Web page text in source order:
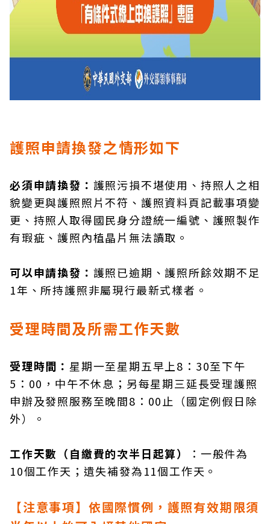
護照申請換發之情形如下
必須申請換發： 護照污損不堪使用、持照人之相
貌變更與護照照片不符、護照資料頁記載事項變
更、持照人取得國民身分證統一編號、護照製作
有瑕疵、護照內植晶片無法讀取。
可以申請換發： 護照已逾期、護照所餘效期不足
1年、所持護照非屬現行最新式樣者。
受理時間及所需工作天數
受理時間： 星期一至星期五早上8：30至下午
5：00，中午不休息；另每星期三延長受理護照
申辦及發照服務至晚間8：00止（國定例假日除
外）。
工作天數（自繳費的次半日起算）
：一般件為
10個工作天；遺失補發為11個工作天。
【注意事項】依國際慣例，護照有效期限須